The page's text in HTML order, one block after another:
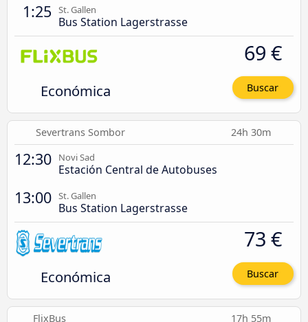
1:25 St. Gallen
Bus Station Lagerstrasse
Económica
69 €
Buscar
Severtrans Sombor 24h 30m
12:30 Novi Sad
Estación Central de Autobuses
13:00 St. Gallen
Bus Station Lagerstrasse
Económica
73 €
Buscar
FlixBus 17h 55m